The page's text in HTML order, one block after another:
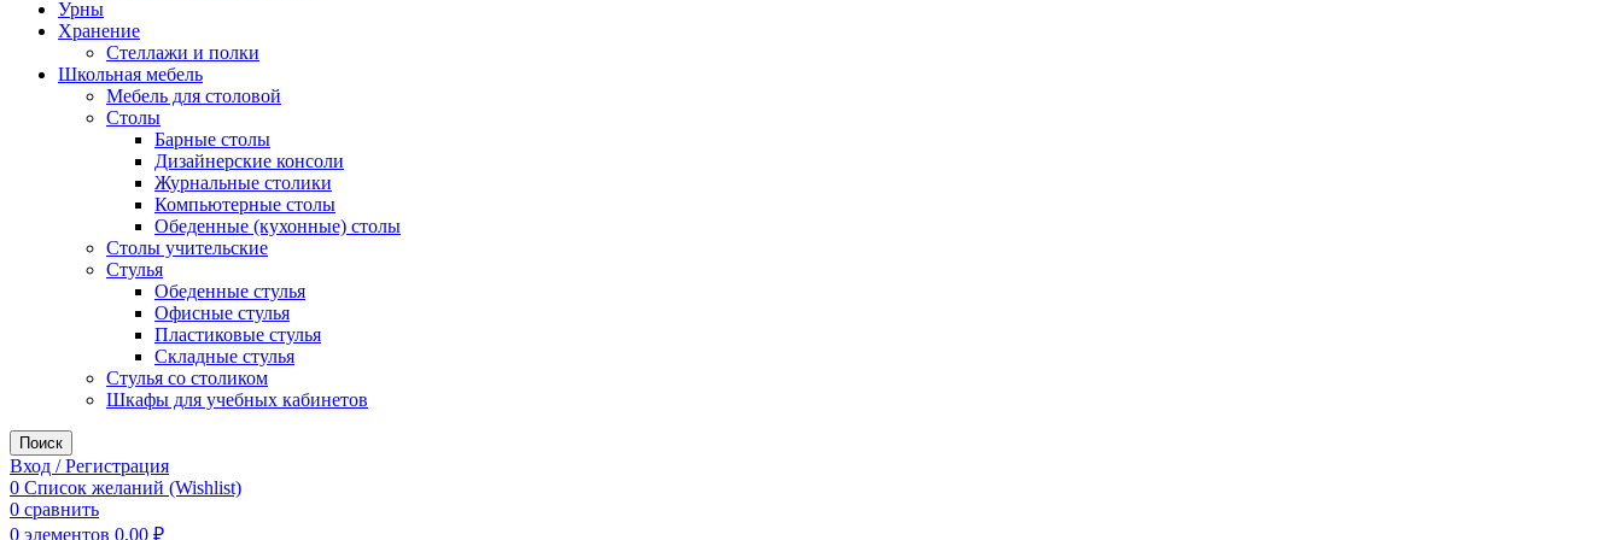
Урны
Хранение
Стеллажи и полки
Школьная мебель
Мебель для столовой
Столы
Барные столы
Дизайнерские консоли
Журнальные столики
Компьютерные столы
Обеденные (кухонные) столы
Столы учительские
Стулья
Обеденные стулья
Офисные стулья
Пластиковые стулья
Складные стулья
Стулья со столиком
Шкафы для учебных кабинетов
Поиск
Вход / Регистрация
0 Список желаний (Wishlist)
0 сравнить
0 элементов 0,00 ₽